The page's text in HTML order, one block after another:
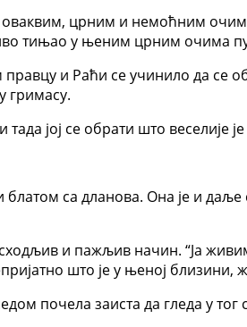
црним и немоћним
тињао у њеним црним очима
и Раћи се учинило да се
гримасу.
јој се обрати што веселије
са дланова. Она је и даље
и пажљив начин. “Ја
што је у њеној близини,
почела заиста да гледа у